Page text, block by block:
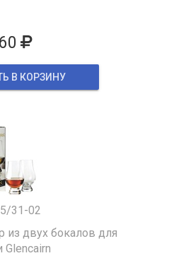
В КОРЗИНУ
31-02
из двух бокалов для
Glencairn